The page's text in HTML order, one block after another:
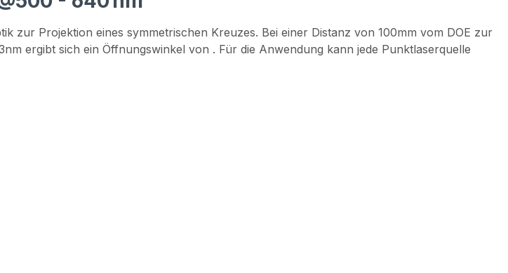
zur Projektion eines symmetrischen Kreuzes. Bei einer Distanz von 100mm vom DOE zur
ergibt sich ein Öffnungswinkel von . Für die Anwendung kann jede Punktlaserquelle